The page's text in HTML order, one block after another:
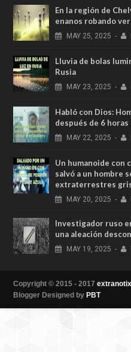
En la región de
enanos robando
MAY 25, 2025 -
Lluvia de bolas
Rusia
MAY 23, 2025 -
Habló con Dios:
después de 6
MAY 22, 2025 -
Un humanoide con
salvó a un hombre
extraterrestres
MAY 20, 2025 -
Investigador ruso
una aleación
MAY 19, 2025 -
Copyright © 2015 - 2017 extranotix
Blogger Designed by PBT